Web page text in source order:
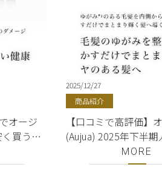
オージ
買う方
年下半期
トメン
2025/12/27
商品紹介
【口コミで高評価】
(Aujua) 2025年下半期
ング｜シャンプー・
ント・オイル・ミル
MORE